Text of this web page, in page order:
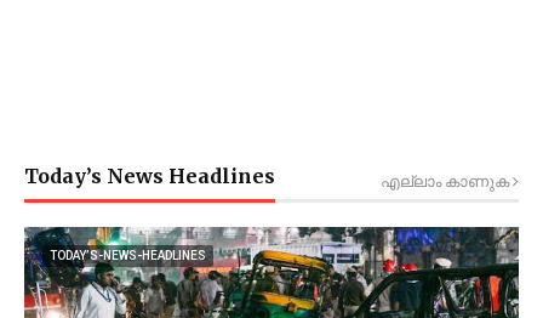
Today’s News Headlines എല്ലാം കാണുക
TODAY’S-NEWS-HEADLINES